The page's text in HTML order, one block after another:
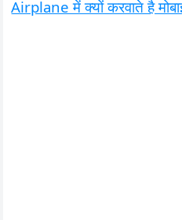
Airplane में क्यों करवाते है